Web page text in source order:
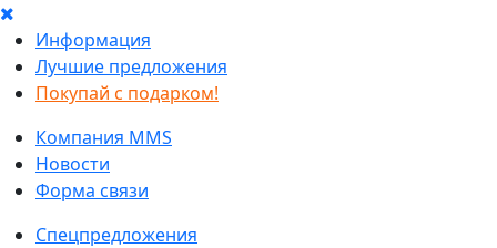
Информация
Лучшие предложения
Покупай с подарком!
Компания MMS
Новости
Форма связи
Спецпредложения